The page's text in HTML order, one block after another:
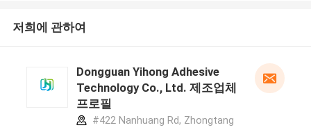
저희에 관하여
Dongguan Yihong Adhesive
Technology Co., Ltd. 제조업체
프로필
#422 Nanhuang Rd, Zhongtang